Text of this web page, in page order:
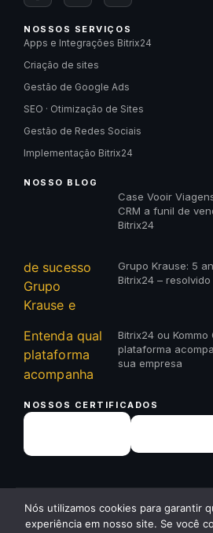
NOSSOS SERVIÇOS
Apps e Integrações Bitrix24
Criação de sites
Gestão de Google Ads
SEO · Otimização de Sites
Gestão de Redes Sociais
Implementação Bitrix24
NOSSO BLOG
Case Vooir
CRM a funil de
Bitrix24
Grupo Krause: 5
Bitrix24 –
Bitrix24 ou Kommo
plataforma
sua empresa
NOSSOS CERTIFICADOS
© 2026 23A Digital · Todos os direitos
Quer receber
Nós utilizamos cookies para garantir
experiência em nosso site. Se você